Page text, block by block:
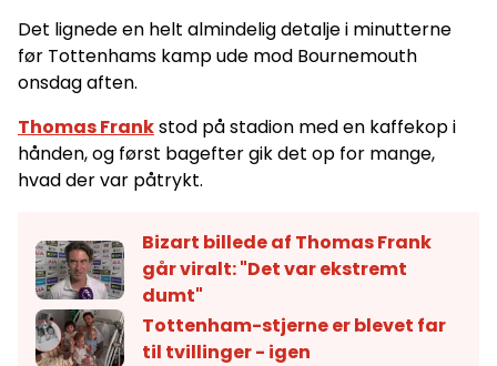
Det lignede en helt almindelig detalje i minutterne
før Tottenhams kamp ude mod Bournemouth
onsdag aften.
Thomas Frankstod på stadion med en kaffekop i
hånden, og først bagefter gik det op for mange,
hvad der var påtrykt.
Bizart billede af Thomas Frank
går viralt: "Det var ekstremt
dumt"
Tottenham-stjerne er blevet far
til tvillinger - igen